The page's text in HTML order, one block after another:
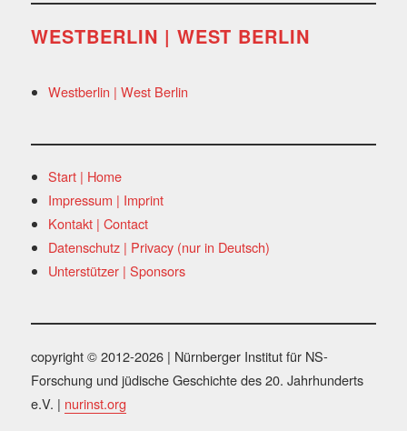
WESTBERLIN | WEST BERLIN
Westberlin | West Berlin
Start | Home
Impressum | Imprint
Kontakt | Contact
Datenschutz | Privacy (nur in Deutsch)
Unterstützer | Sponsors
copyright © 2012-2026 | Nürnberger Institut für NS-
Forschung und jüdische Geschichte des 20. Jahrhunderts
e.V. | nurinst.org